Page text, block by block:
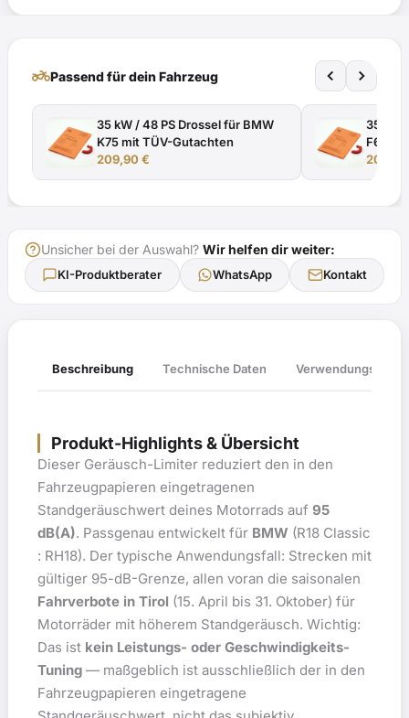
two_wheelerPassend für dein Fahrzeug
35 kW / 48 PS Drossel für BMW
K75 mit TÜV-Gutachten
209,90€
35 kW
Unsicher bei der Auswahl? Wir helfen dir weiter:
KI-Produktberater WhatsApp Kontakt
Beschreibung Technische Daten Verwendungsliste
Produkt-Highlights & Übersicht
Dieser Geräusch-Limiter reduziert den in den
Fahrzeugpapieren eingetragenen
Standgeräuschwert deines Motorrads auf 95
dB(A). Passgenau entwickelt für BMW (R18 Classic
: RH18). Der typische Anwendungsfall: Strecken mit
gültiger 95-dB-Grenze, allen voran die saisonalen
Fahrverbote in Tirol (15. April bis 31. Oktober) für
Motorräder mit höherem Standgeräusch. Wichtig:
Das ist kein Leistungs- oder Geschwindigkeits-
Tuning — maßgeblich ist ausschließlich der in den
Fahrzeugpapieren eingetragene